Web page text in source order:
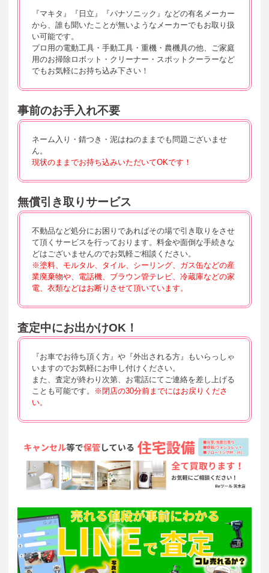
『マキタ』『日立』『パナソニック』などの有名メーカー
から、誰も聞いたことが無いようなメーカーでもお取り扱
い可能です。
プロ用の電動工具・手動工具・重機・農機具の他、ご家庭
用のお掃除ロボット・クリーナー・スポットクーラーなど
でもお気軽にお持ち込み下さい！
事前のお手入れ不要
ネーム入り・錆つき・泥はねのままでも問題ございませ
ん。
現状のままでお持ち込みいただいてOKです！
無償引き取りサービス
不動品など処分にお困りであればその場で引き取りをさせ
て頂くサービスを行っております。料金や面倒な手続きな
どはございませんのでお気軽ご相談ください。
※塗料、モルタル、タイル、シーリング、ガス缶などの産
業廃棄物や、 電話機、ブラウン管テレビ、冷蔵庫などの家
電、衣類などはお断りさせて頂いています。
査定中にお出かけOK！
『お車でお待ち頂く方』や『外出される方』もいらっしゃ
いますのでお気軽にお申し付けください。
また、査定が終わり次第、お電話にてご連絡を差し上げる
ことも可能です。
※閉店の30分前までにはお戻りくださ
い。